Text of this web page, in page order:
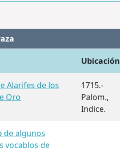
Ubicación
Alarifes de los
Oro
1715.-
Palom.,
Indice.
de algunos
vocablos de